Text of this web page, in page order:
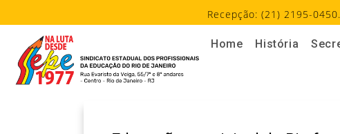
Recepção: (21) 2195-
Home História